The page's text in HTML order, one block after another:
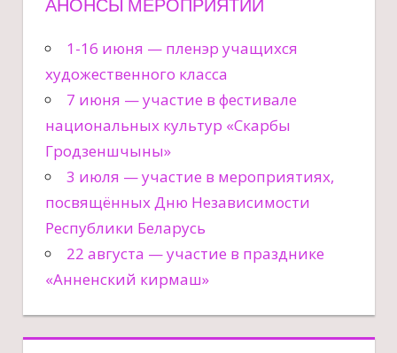
1-16 июня — пленэр учащихся
художественного класса
7 июня — участие в фестивале
национальных культур «Скарбы
Гродзеншчыны»
3 июля — участие в мероприятиях,
посвящённых Дню Независимости
Республики Беларусь
22 августа — участие в празднике
«Анненский кирмаш»